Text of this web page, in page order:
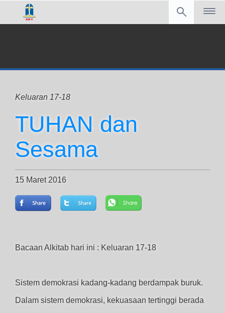
Keluaran 17-18
TUHAN dan
Sesama
15 Maret 2016
Bacaan Alkitab hari ini : Keluaran 17-18
Sistem demokrasi kadang-kadang berdampak buruk.
Dalam sistem demokrasi, kekuasaan tertinggi berada